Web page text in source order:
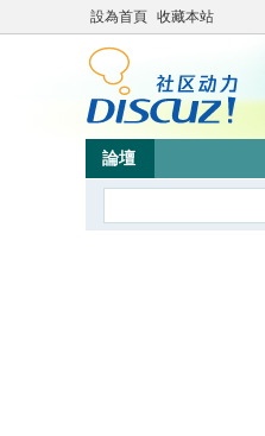
設為首頁 收藏本站
論壇